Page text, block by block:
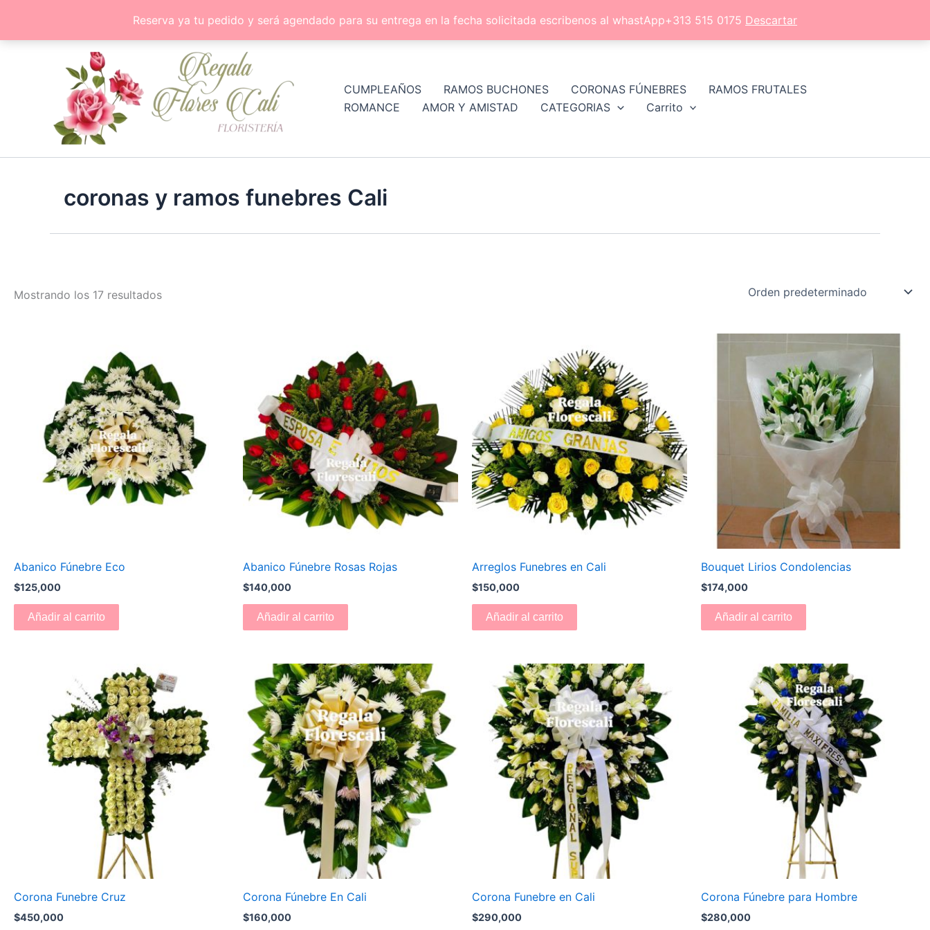
Reserva ya tu pedido y será agendado para su entrega en la fecha solicitada escribenos al whastApp+313 515 0175 Descartar
contenido
CUMPLEAÑOS RAMOS BUCHONES CORONAS FÚNEBRES
RAMOS FRUTALES
ROMANCE
AMOR Y AMISTAD CATEGORIAS Carrito
coronas y ramos funebres Cali
Mostrando los 17 resultados
Abanico Fúnebre Eco
$125,000
Añadir al carrito
Abanico Fúnebre Rosas Rojas
$140,000
Añadir al carrito
Arreglos Funebres en Cali
$150,000
Añadir al carrito
Bouquet Lirios Condolencias
$174,000
Añadir al carrito
Corona Funebre Cruz
$450,000
Corona Fúnebre En Cali
$160,000
Corona Funebre en Cali
$290,000
Corona Fúnebre para Hombre
$280,000